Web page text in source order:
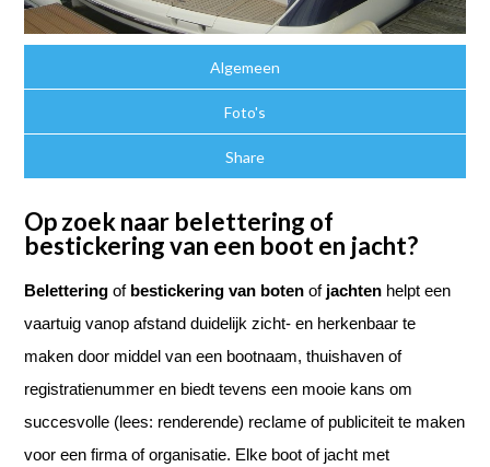
Algemeen
Foto's
Share
Op zoek naar belettering of
bestickering van een boot en jacht?
Beletteringof bestickeringvan botenof jachten helpt een
vaartuig vanop afstand duidelijk zicht- en herkenbaar te
maken door middel van een bootnaam, thuishaven of
registratienummer en biedt tevens een mooie kans om
succesvolle (lees: renderende) reclame of publiciteit te maken
voor een firma of organisatie. Elke boot of jacht met